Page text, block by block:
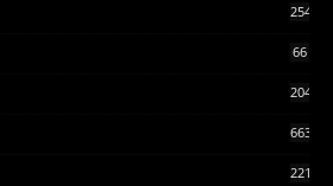
2546
66
2044
663
2215